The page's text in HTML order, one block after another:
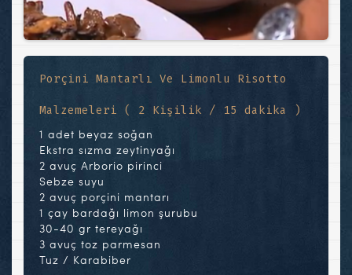
Porçini Mantarlı Ve Limonlu Risotto
Malzemeleri ( 2 Kişilik / 15 dakika )
1 adet beyaz soğan
Ekstra sızma zeytinyağı
2 avuç Arborio pirinci
Sebze suyu
2 avuç porçini mantarı
1 çay bardağı limon şurubu
30-40 gr tereyağı
3 avuç toz parmesan
Tuz / Karabiber